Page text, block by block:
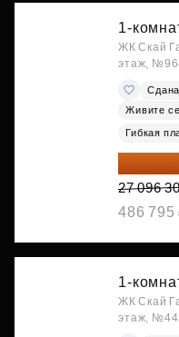
1-
ЖК Скай
этаж,
Сдана
Живите
Гибкая
22 489
27 096
486 795
1-
ЖК Скай
этаж,